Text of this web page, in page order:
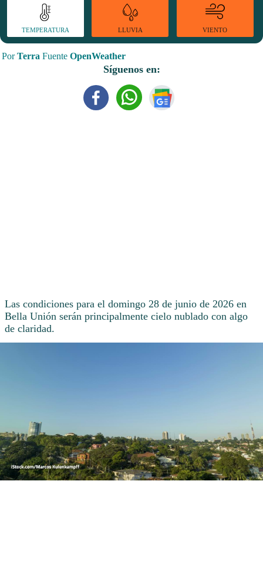
TEMPERATURA LLUVIA VIENTO
PorTerra Fuente OpenWeather
Síguenos en:
Las condiciones para el domingo 28 de junio de 2026 en
Bella Unión serán principalmente cielo nublado con algo
de claridad.